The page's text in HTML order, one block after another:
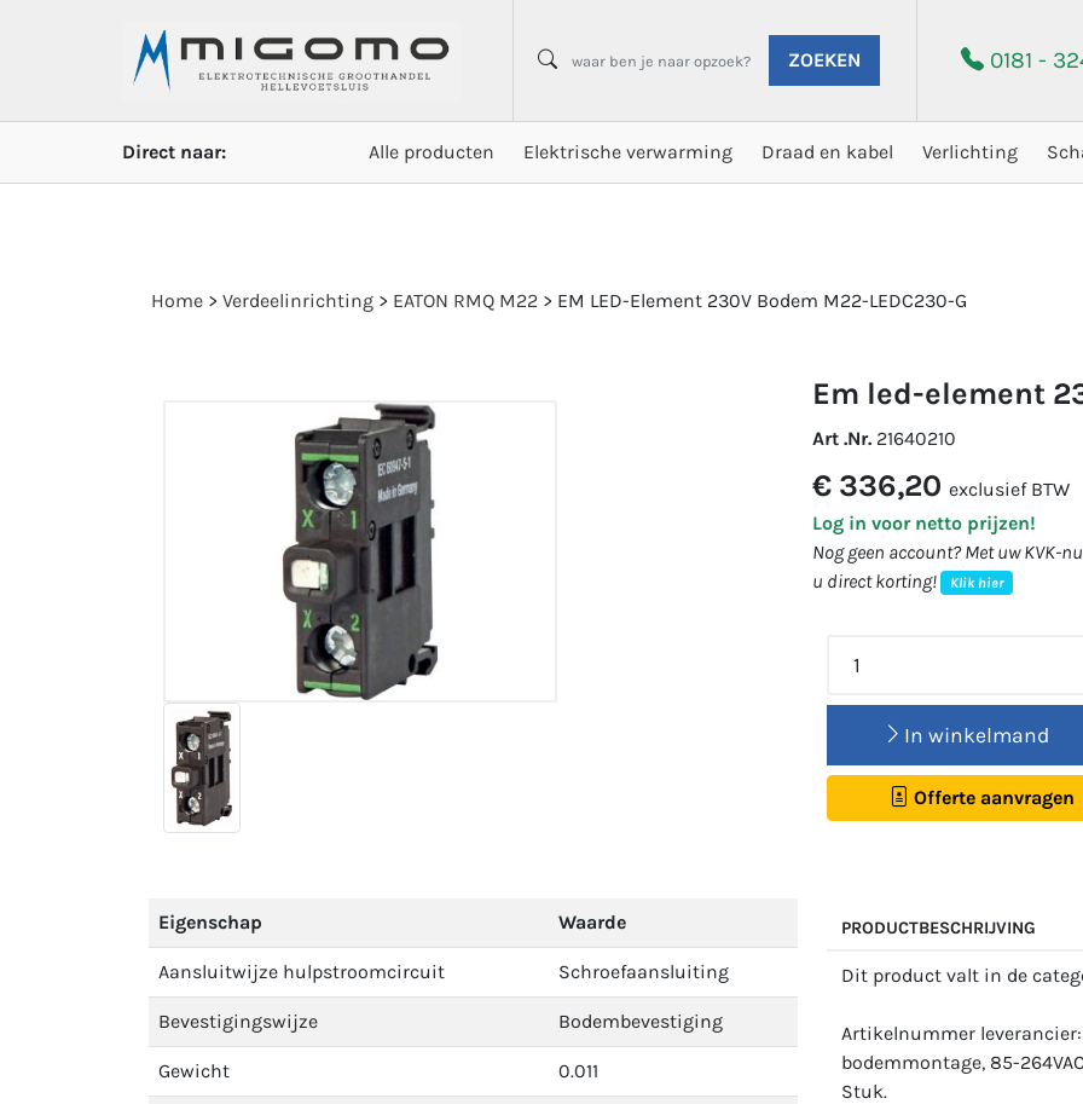
ZOEKEN 0181 -
Direct naar: Alle producten Elektrische verwarming Draad en kabel Verlichting
Home > Verdeelinrichting > EATON RMQ M22 > EM LED-Element 230V Bodem M22-LEDC230-G
em led-element
Art .Nr. 21640210
€ 336,20 exclusief BTW
Log in voor netto prijzen!
Nog geen account? Met uw KVK-
u direct korting!
Klik hier
In winkelmand
Offerte aanvragen
Eigenschap Waarde
Aansluitwijze hulpstroomcircuit Schroefaansluiting
Bevestigingswijze Bodembevestiging
Gewicht 0.011
PRODUCTBESCHRIJVING
Dit product valt in de
Artikelnummer leverancier:
bodemmontage, 85-
Stuk.